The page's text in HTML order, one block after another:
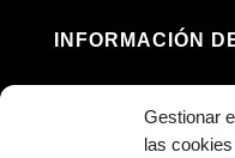
Gestionar
las cookies
INFORMACIÓN
Pedroñeras,